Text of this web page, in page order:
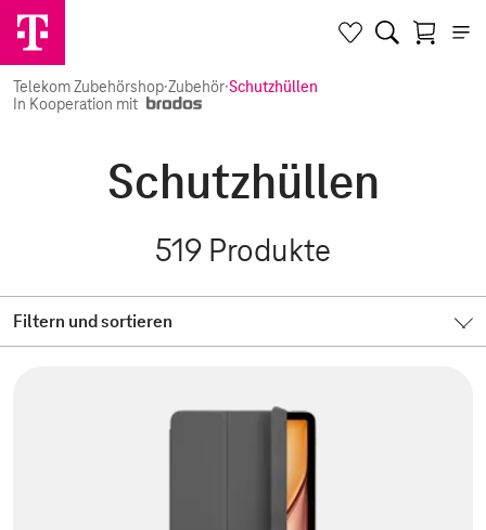
Telekom Zubehörshop·Zubehör·Schutzhüllen
In Kooperation mit
Schutzhüllen
519 Produkte
Filtern und sortieren